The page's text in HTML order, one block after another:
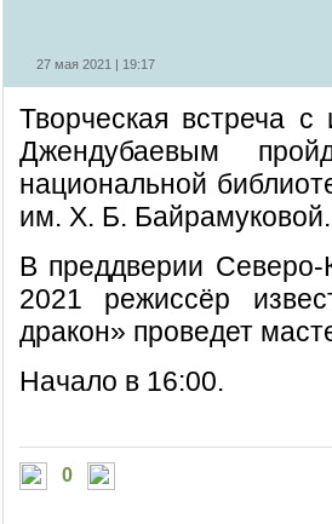
27 мая 2021 | 19:17
Творческая встреча
Джендубаевым
национальной
им. Х. Б. Байрамуковой.
В преддверии Северо-
2021 режиссёр
дракон» проведет
Начало в 16:00.
0